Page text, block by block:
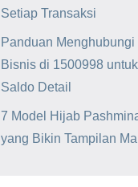
Setiap Transaksi
Panduan
Bisnis di 1500998
Saldo Detail
7 Model Hijab
yang Bikin Tampilan